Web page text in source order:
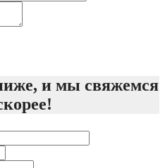
и мы свяжемся